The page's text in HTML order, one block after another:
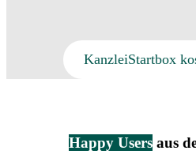
KanzleiStartbox
Happy Users aus